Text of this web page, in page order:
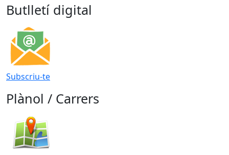
Butlletí digital
Subscriu-te
Plànol / Carrers